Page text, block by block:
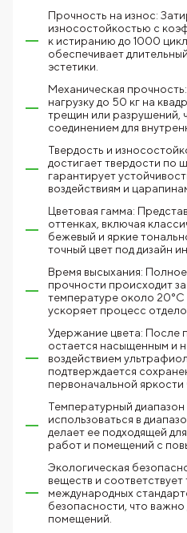
Прочность на износ:
износостойкостью с
к истиранию до 1000
обеспечивает
эстетики.
Механическая
нагрузку до 50 кг на
трещин или разрушений,
соединением для
Твердость и
достигает твердости по
гарантирует
воздействиям и
Цветовая гамма:
оттенках, включая
бежевый и яркие
точный цвет под дизайн
Время высыхания:
прочности происходит
температуре около
ускоряет процесс
Удержание цвета: После
остается насыщенным и
воздействием
подтверждается
первоначальной яркости
Температурный
использоваться в
делает ее подходящей
работ и помещений с
Экологическая
веществ и
международных
безопасности, что
помещений.